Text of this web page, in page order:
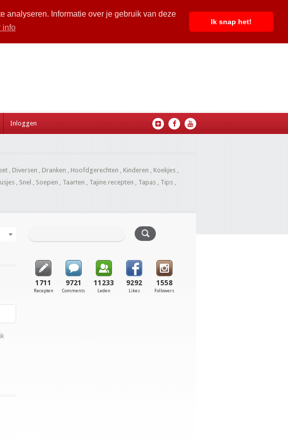
analyseren. Informatie over je gebruik van deze
info
Ik snap het!
Inloggen
, Diversen , Dranken , Hoofdgerechten , Kinderen , Koekjes ,
, Snel , Soepen , Taarten , Tajine recepten , Tapas , Tips ,
1711
Recepten
9721
Comments
11233
Leden
9292
Likes
1558
Followers